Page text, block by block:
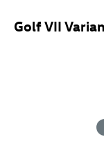
Golf VII